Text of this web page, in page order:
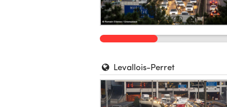
Levallois-Perret